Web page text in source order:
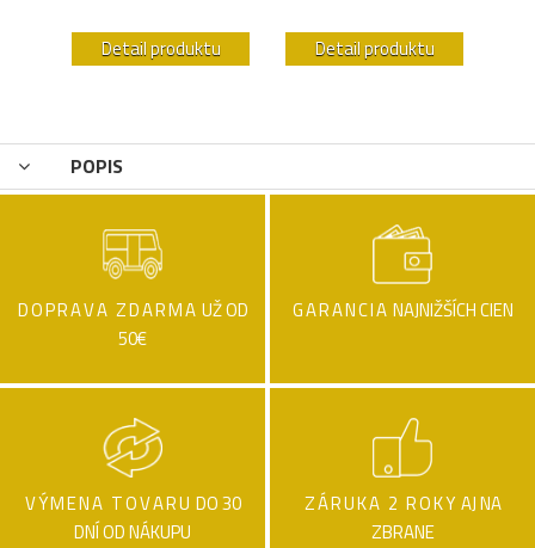
Detail produktu Detail produktu
POPIS
DOPRAVA ZDARMA UŽ OD
50€
GARANCIA NAJNIŽŠÍCH CIEN
VÝMENA TOVARU DO 30
DNÍ OD NÁKUPU
ZÁRUKA 2 ROKY AJ NA
ZBRANE